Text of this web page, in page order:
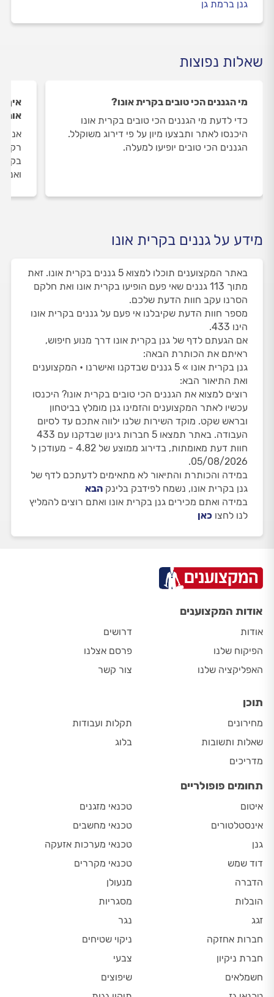
גנן ברמת גן
שאלות נפוצות
מי הגננים הכי טובים בקרית אונו?
כדי לדעת מי הגננים הכי טובים בקרית אונו
היכנסו לאתר ותבצעו מיון על פי דירוג משוקלל.
הגננים הכי טובים יופיעו למעלה.
איך
רק
מידע על גננים בקרית אונו
באתר המקצוענים תוכלו למצוא 5 גננים בקרית אונו. זאת
מתוך 113 גננים שאי פעם הופיעו בקרית אונו ואת חלקם
הסרנו עקב חוות הדעת שלכם.
מספר חוות הדעת שקיבלנו אי פעם על גננים בקרית אונו
הינו 433.
אם הגעתם לדף של גנן בקרית אונו דרך מנוע חיפוש,
ראיתם את הכותרת הבאה:
גנן בקרית אונו » 5 גננים שבדקנו ואישרנו • המקצוענים
ואת התיאור הבא:
רוצים למצוא את הגננים הכי טובים בקרית אונו? היכנסו
עכשיו לאתר המקצוענים והזמינו גנן מומלץ בביטחון
ובראש שקט. מוקד השירות שלנו ילווה אתכם עד לסיום
העבודה. באתר תמצאו 5 חברות גינון שבדקנו עם 433
חוות דעת מאומתות, בדירוג ממוצע של 4.82 - מעודכן ל
05/08/2026.
במידה והכותרת והתיאור לא מתאימים לדעתכם לדף של
גנן בקרית אונו, נשמח לפידבק בלינק הבא
במידה ואתם מכירים גנן בקרית אונו ואתם רוצים להמליץ
לנו לחצו כאן
אודות המקצוענים
אודות
הפיקוח שלנו
האפליקציה שלנו
דרושים
פרסם אצלנו
צור קשר
תוכן
מחירונים
שאלות ותשובות
מדריכים
תקלות ועבודות
בלוג
תחומים פופולריים
איטום
אינסטלטורים
גנן
דוד שמש
הדברה
הובלות
זגג
חברות אחזקה
חברת ניקיון
חשמלאים
טכנאי מזגנים
טכנאי מחשבים
טכנאי מערכות אזעקה
טכנאי מקררים
מנעולן
מסגריות
נגר
ניקוי שטיחים
צבעי
שיפוצים